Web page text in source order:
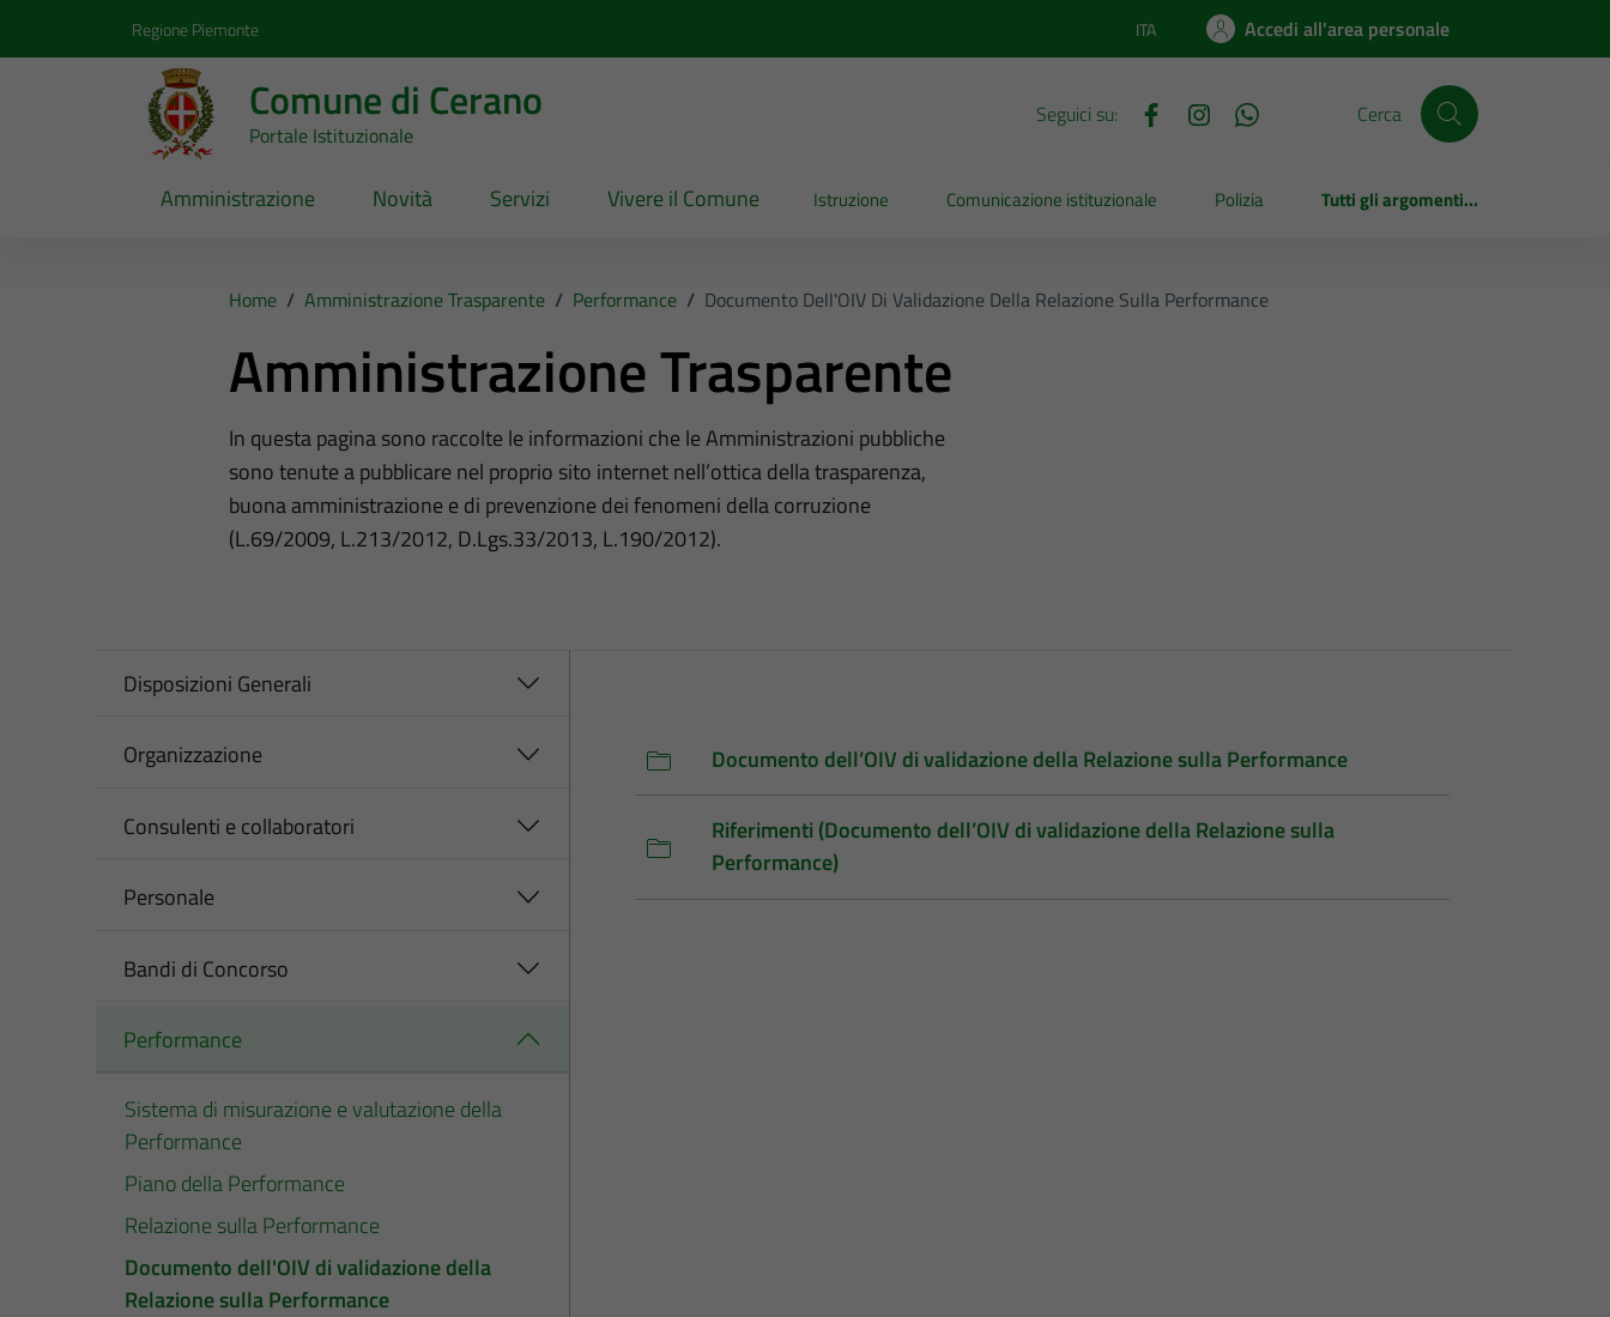
Regione Piemonte Lingua attiva:
ITA Accedi all'area personale
Comune di Cerano
Portale Istituzionale
Seguici su: Cerca
Amministrazione Novità Servizi Vivere il Comune Istruzione Comunicazione istituzionale Polizia Tutti gli argomenti...
Home / Amministrazione Trasparente / Performance / Documento Dell'OIV Di Validazione Della Relazione Sulla Performance
Amministrazione Trasparente
In questa pagina sono raccolte le informazioni che le Amministrazioni pubbliche
sono tenute a pubblicare nel proprio sito internet nell’ottica della trasparenza,
buona amministrazione e di prevenzione dei fenomeni della corruzione
(L.69/2009, L.213/2012, D.Lgs.33/2013, L.190/2012).
Disposizioni Generali
Organizzazione
Consulenti e collaboratori
Personale
Bandi di Concorso
Performance
Sistema di misurazione e valutazione della
Performance
Piano della Performance
Relazione sulla Performance
Documento dell'OIV di validazione della
Relazione sulla Performance
Documento dell’OIV di validazione della Relazione sulla Performance
Riferimenti (Documento dell’OIV di validazione della Relazione sulla
Performance)